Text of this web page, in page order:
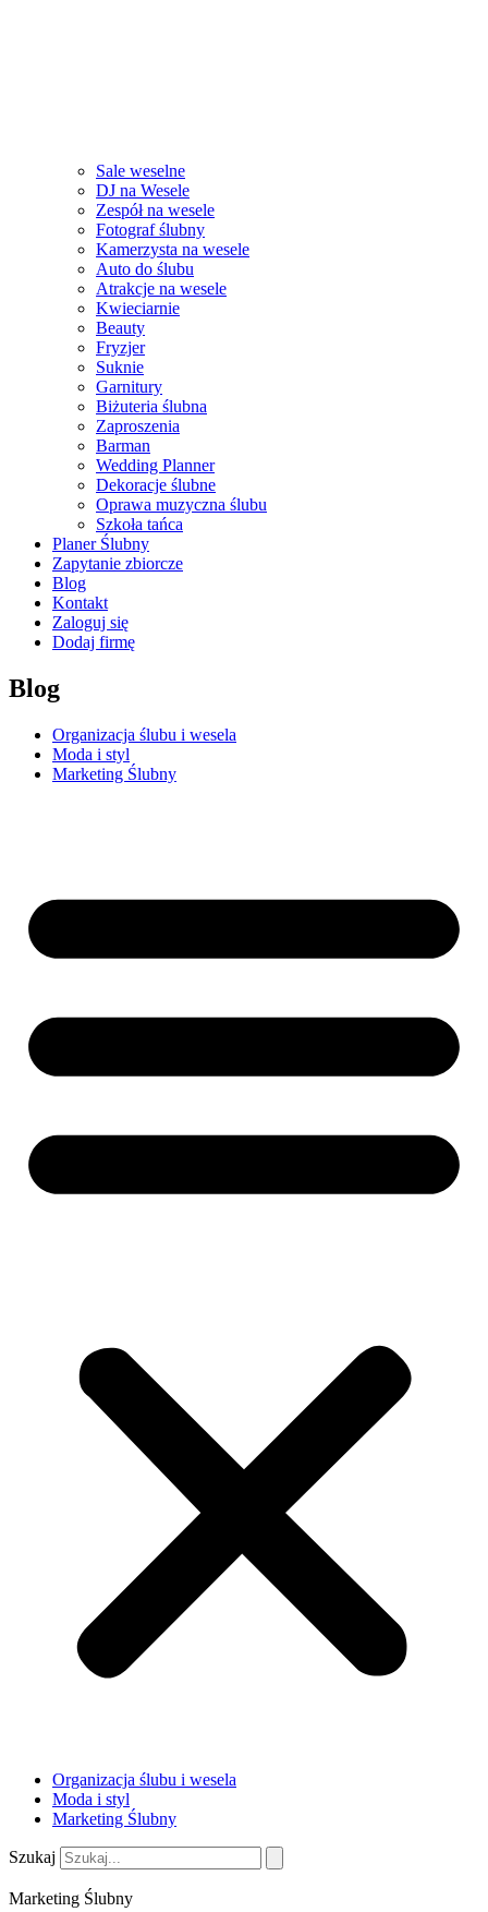
Sale weselne
DJ na Wesele
Zespół na wesele
Fotograf ślubny
Kamerzysta na wesele
Auto do ślubu
Atrakcje na wesele
Kwieciarnie
Beauty
Fryzjer
Suknie
Garnitury
Biżuteria ślubna
Zaproszenia
Barman
Wedding Planner
Dekoracje ślubne
Oprawa muzyczna ślubu
Szkoła tańca
Planer Ślubny
Zapytanie zbiorcze
Blog
Kontakt
Zaloguj się
Dodaj firmę
Blog
Organizacja ślubu i wesela
Moda i styl
Marketing Ślubny
Organizacja ślubu i wesela
Moda i styl
Marketing Ślubny
Szukaj
Marketing Ślubny